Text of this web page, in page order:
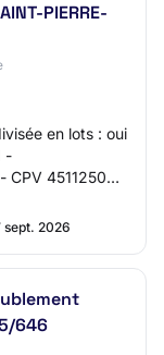
PIERRE-
en lots : oui
-
CPV 45112500
sept. 2026
646